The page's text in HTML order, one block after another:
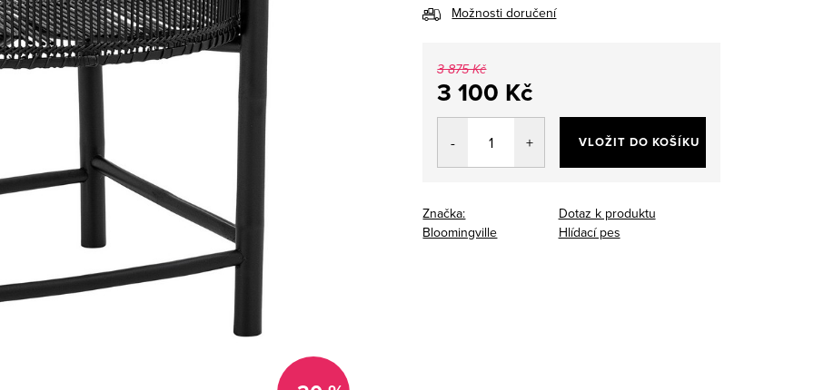
Možnosti doručení
3 875 Kč
3 100 Kč
Měrná
VLOŽIT DO KOŠÍKU
Značka:
Bloomingville
Dotaz k produktu
Hlídací pes